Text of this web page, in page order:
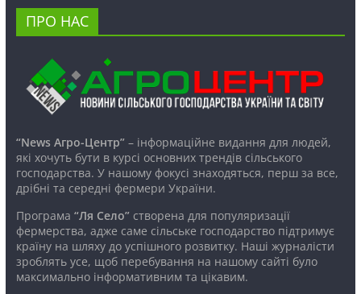
ПРО НАС
“News Агро-Центр”– інформаційне видання для людей,
які хочуть бути в курсі основних трендів сільського
господарства. У нашому фокусі знаходяться, перш за все,
дрібні та середні фермери України.
Програма “Ля Село”створена для популяризації
фермерства, адже саме сільське господарство підтримує
країну на шляху до успішного розвитку. Наші журналісти
зроблять усе, щоб перебування на нашому сайті було
максимально інформативним та цікавим.